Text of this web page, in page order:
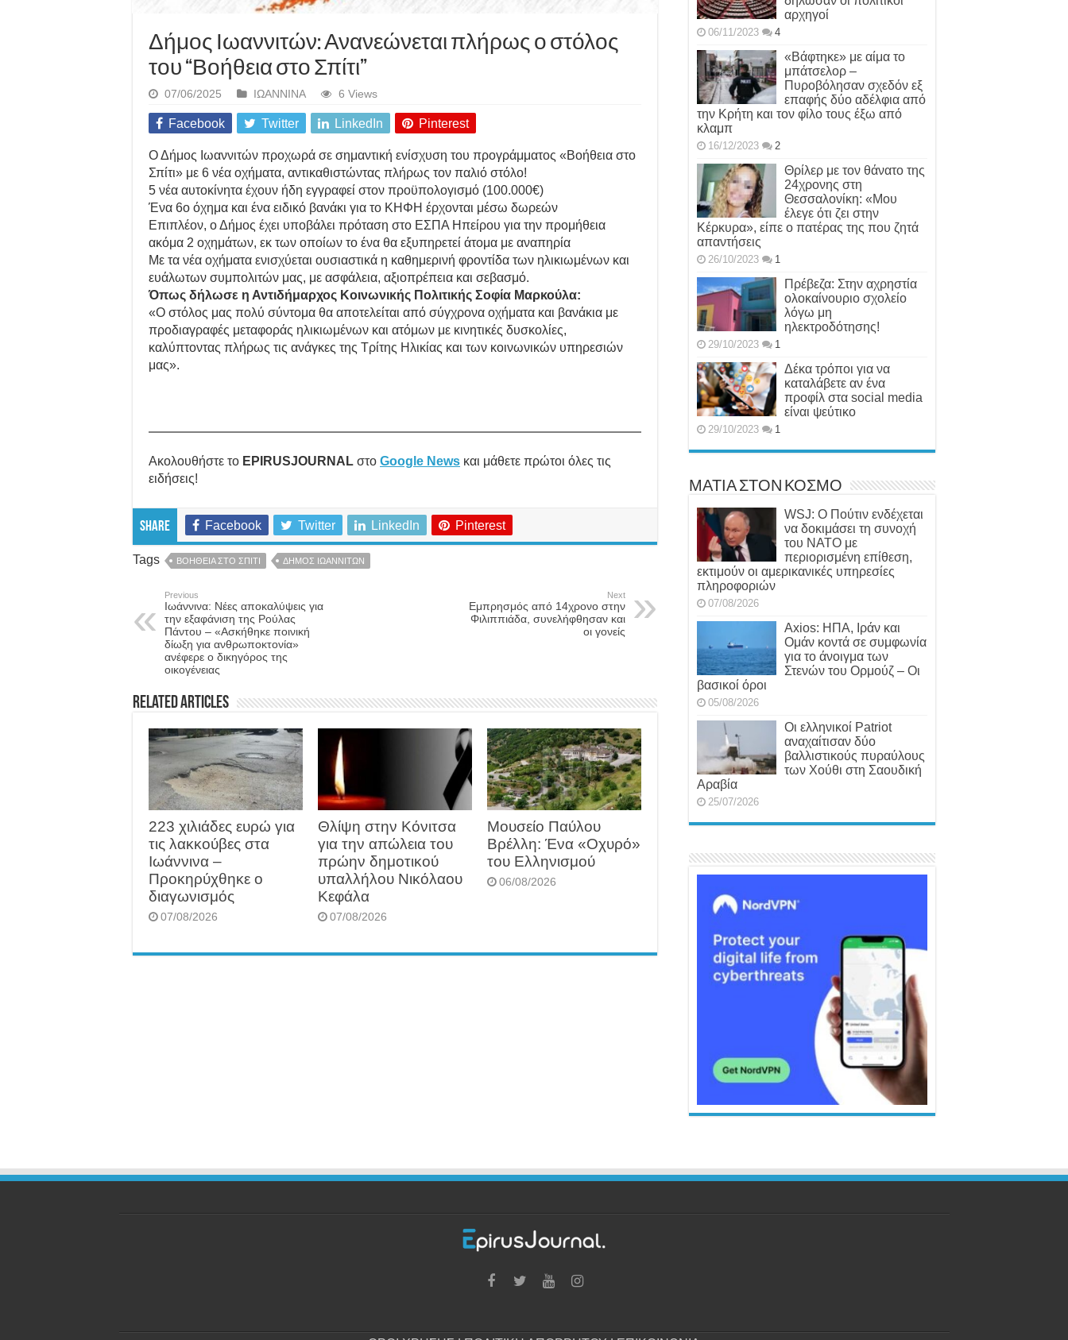
Δήμος Ιωαννιτών: Ανανεώνεται πλήρως ο στόλος
του “Βοήθεια στο Σπίτι”
07/06/2025 ΙΩΑΝΝΙΝΑ 6 Views
Facebook Twitter LinkedIn Pinterest
Ο Δήμος Ιωαννιτών προχωρά σε σημαντική ενίσχυση του προγράμματος «Βοήθεια στο
Σπίτι» με 6 νέα οχήματα, αντικαθιστώντας πλήρως τον παλιό στόλο!
5 νέα αυτοκίνητα έχουν ήδη εγγραφεί στον προϋπολογισμό (100.000€)
Ένα 6ο όχημα και ένα ειδικό βανάκι για το ΚΗΦΗ έρχονται μέσω δωρεών
Επιπλέον, ο Δήμος έχει υποβάλει πρόταση στο ΕΣΠΑ Ηπείρου για την προμήθεια
ακόμα 2 οχημάτων, εκ των οποίων το ένα θα εξυπηρετεί άτομα με αναπηρία
Με τα νέα οχήματα ενισχύεται ουσιαστικά η καθημερινή φροντίδα των ηλικιωμένων και
ευάλωτων συμπολιτών μας, με ασφάλεια, αξιοπρέπεια και σεβασμό.
Όπως δήλωσε η Αντιδήμαρχος Κοινωνικής Πολιτικής Σοφία Μαρκούλα:
«Ο στόλος μας πολύ σύντομα θα αποτελείται από σύγχρονα οχήματα και βανάκια με
προδιαγραφές μεταφοράς ηλικιωμένων και ατόμων με κινητικές δυσκολίες,
καλύπτοντας πλήρως τις ανάγκες της Τρίτης Ηλικίας και των κοινωνικών υπηρεσιών
μας».
Ακολουθήστε το EPIRUSJOURNAL στο Google News και μάθετε πρώτοι όλες τις
ειδήσεις!
Share Facebook Twitter LinkedIn Pinterest
Tags ΒΟΗΘΕΙΑ ΣΤΟ ΣΠΙΤΙ ΔΗΜΟΣ ΙΩΑΝΝΙΤΩΝ
Previous
Ιωάννινα: Νέες αποκαλύψεις για
την εξαφάνιση της Ρούλας
Πάντου – «Ασκήθηκε ποινική
δίωξη για ανθρωποκτονία»
ανέφερε ο δικηγόρος της
οικογένειας
Next
Εμπρησμός από 14χρονο στην
Φιλιππιάδα, συνελήφθησαν και
οι γονείς
Related Articles
223 χιλιάδες ευρώ για
τις λακκούβες στα
Ιωάννινα –
Προκηρύχθηκε ο
διαγωνισμός
07/08/2026
Θλίψη στην Κόνιτσα
για την απώλεια του
πρώην δημοτικού
υπαλλήλου Νικόλαου
Κεφάλα
07/08/2026
Μουσείο Παύλου
Βρέλλη: Ένα «Οχυρό»
του Ελληνισμού
06/08/2026
αρχηγοί
06/11/2023 4
«Βάφτηκε» με αίμα το
μπάτσελορ –
Πυροβόλησαν σχεδόν εξ
επαφής δύο αδέλφια από
την Κρήτη και τον φίλο τους έξω από
κλαμπ
16/12/2023 2
Θρίλερ με τον θάνατο της
24χρονης στη
Θεσσαλονίκη: «Μου
έλεγε ότι ζει στην
Κέρκυρα», είπε ο πατέρας της που ζητά
απαντήσεις
26/10/2023 1
Πρέβεζα: Στην αχρηστία
ολοκαίνουριο σχολείο
λόγω μη
ηλεκτροδότησης!
29/10/2023 1
Δέκα τρόποι για να
καταλάβετε αν ένα
προφίλ στα social media
είναι ψεύτικο
29/10/2023 1
ΜΑΤΙΑ ΣΤΟΝ ΚΟΣΜΟ
WSJ: Ο Πούτιν ενδέχεται
να δοκιμάσει τη συνοχή
του ΝΑΤΟ με
περιορισμένη επίθεση,
εκτιμούν οι αμερικανικές υπηρεσίες
πληροφοριών
07/08/2026
Axios: ΗΠΑ, Ιράν και
Ομάν κοντά σε συμφωνία
για το άνοιγμα των
Στενών του Ορμούζ – Οι
βασικοί όροι
05/08/2026
Οι ελληνικοί Patriot
αναχαίτισαν δύο
βαλλιστικούς πυραύλους
των Χούθι στη Σαουδική
Αραβία
25/07/2026